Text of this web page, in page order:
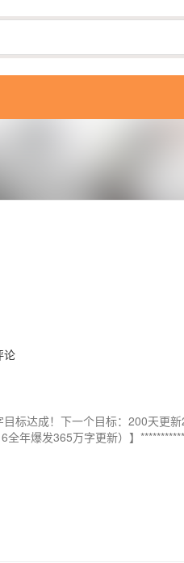
论
标达成！下一个目标：200天更
年爆发365万字更新）】